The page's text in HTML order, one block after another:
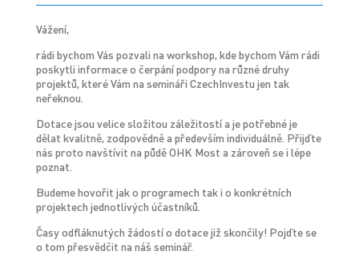
Vážení,
rádi bychom Vás pozvali na workshop, kde bychom Vám rádi
poskytli informace o čerpání podpory na různé druhy
projektů, které Vám na semináři CzechInvestu jen tak
neřeknou.
Dotace jsou velice složitou záležitostí a je potřebné je
dělat kvalitně, zodpovědně a především individuálně. Přijďte
nás proto navštívit na půdě OHK Most a zároveň se i lépe
poznat.
Budeme hovořit jak o programech tak i o konkrétních
projektech jednotlivých účastníků.
Časy odfláknutých žádostí o dotace již skončily! Pojďte se
o tom přesvědčit na náš seminář.